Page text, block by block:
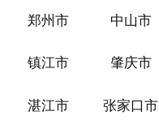
郑州市 中山市
镇江市 肇庆市
湛江市 张家口市